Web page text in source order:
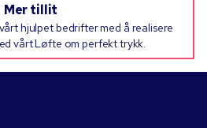
Mer tillit
hjulpet bedrifter med å realisere
vårt Løfte om perfekt trykk.